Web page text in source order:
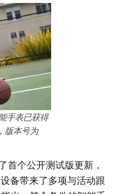
手表已获得
版本号为
首个公开测试版更新，
备带来了多项与活动跟